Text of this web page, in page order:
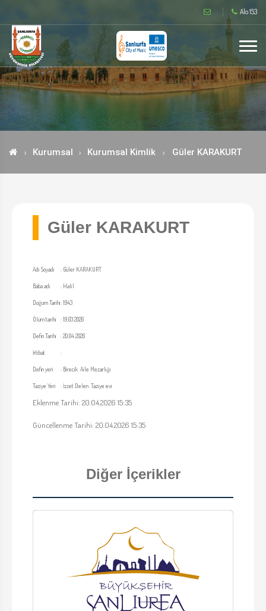
Alo 153
Kurumsal Kurumsal Kimlik Güler KARAKURT
Güler KARAKURT
Adı Soyadı : Güler KARAKURT
Baba adı : Halil
Doğum Tarihi:1943
Ölüm tarihi :19.03.2026
Defin Tarihi :20.04.2026
İrtibat :
Defin yeri : Birecik Aile Mezarlığı
Taziye Yeri :İzzet Delen Taziye evi
Eklenme Tarihi: 20.04.2026 15:35
Güncellenme Tarihi: 20.04.2026 15:35
Diğer İçerikler